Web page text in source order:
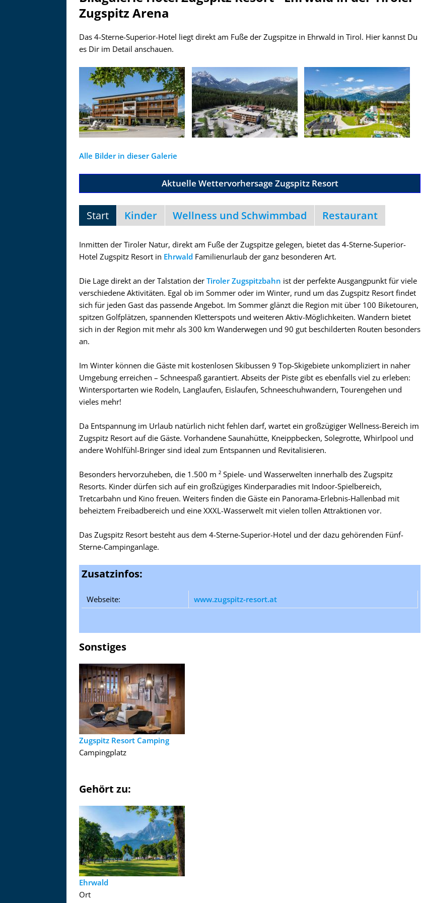
Zugspitz Arena
Das 4-Sterne-Superior-Hotel liegt direkt am Fuße der Zugspitze in Ehrwald in Tirol. Hier kannst Du
es Dir im Detail anschauen.
Alle Bilder in dieser Galerie
Aktuelle Wettervorhersage Zugspitz Resort
Start Kinder Wellness und Schwimmbad Restaurant
Inmitten der Tiroler Natur, direkt am Fuße der Zugspitze gelegen, bietet das 4-Sterne-Superior-
Hotel Zugspitz Resort in Ehrwald Familienurlaub der ganz besonderen Art.
Die Lage direkt an der Talstation der Tiroler Zugspitzbahn ist der perfekte Ausgangpunkt für viele
verschiedene Aktivitäten. Egal ob im Sommer oder im Winter, rund um das Zugspitz Resort findet
sich für jeden Gast das passende Angebot. Im Sommer glänzt die Region mit über 100 Biketouren,
spitzen Golfplätzen, spannenden Kletterspots und weiteren Aktiv-Möglichkeiten. Wandern bietet
sich in der Region mit mehr als 300 km Wanderwegen und 90 gut beschilderten Routen besonders
an.
Im Winter können die Gäste mit kostenlosen Skibussen 9 Top-Skigebiete unkompliziert in naher
Umgebung erreichen – Schneespaß garantiert. Abseits der Piste gibt es ebenfalls viel zu erleben:
Wintersportarten wie Rodeln, Langlaufen, Eislaufen, Schneeschuhwandern, Tourengehen und
vieles mehr!
Da Entspannung im Urlaub natürlich nicht fehlen darf, wartet ein großzügiger Wellness-Bereich im
Zugspitz Resort auf die Gäste. Vorhandene Saunahütte, Kneippbecken, Solegrotte, Whirlpool und
andere Wohlfühl-Bringer sind ideal zum Entspannen und Revitalisieren.
Besonders hervorzuheben, die 1.500 m ² Spiele- und Wasserwelten innerhalb des Zugspitz
Resorts. Kinder dürfen sich auf ein großzügiges Kinderparadies mit Indoor-Spielbereich,
Tretcarbahn und Kino freuen. Weiters finden die Gäste ein Panorama-Erlebnis-Hallenbad mit
beheiztem Freibadbereich und eine XXXL-Wasserwelt mit vielen tollen Attraktionen vor.
Das Zugspitz Resort besteht aus dem 4-Sterne-Superior-Hotel und der dazu gehörenden Fünf-
Sterne-Campinganlage.
Zusatzinfos:
Webseite: www.zugspitz-resort.at
Sonstiges
Zugspitz Resort Camping
Campingplatz
Gehört zu:
Ehrwald
Ort